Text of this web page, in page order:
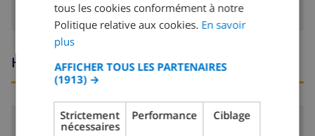
Heures d'arrivée et de départ
Arrivée: De 16:00 avant 19:00
SPANISH
GERMAN
DANISH
tous les cookies conformément à notre
Politique relative aux cookies. En savoir
plus
AFFICHER TOUS LES PARTENAIRES
(1913) →
Strictement
nécessaires
Performance Ciblage